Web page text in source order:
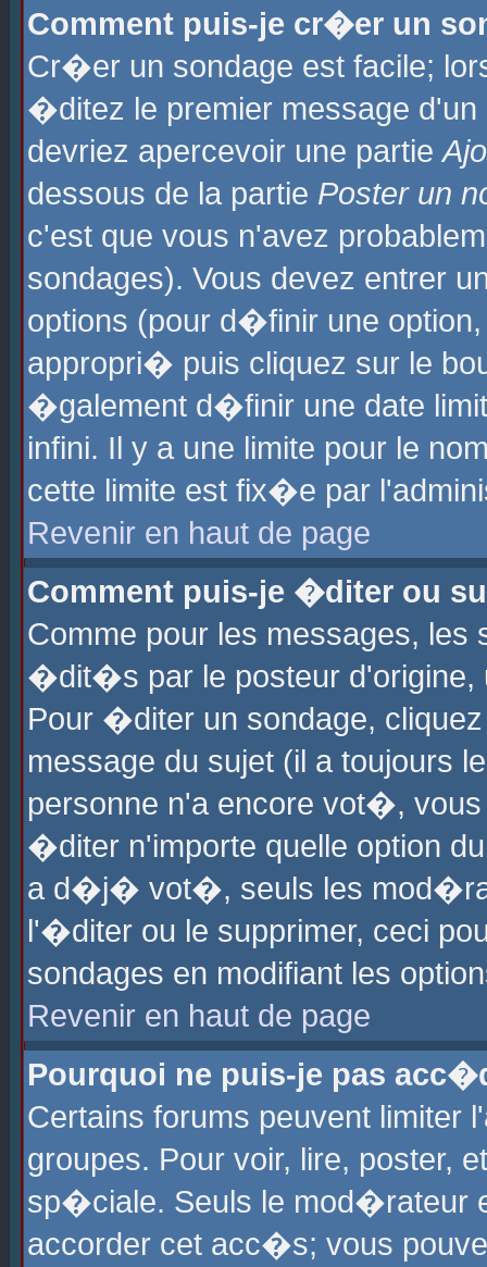
Comment puis-je cr�er un
Cr�er un sondage est facile;
�ditez le premier message
devriez apercevoir une partie
dessous de la partie Poster un
c'est que vous n'avez
sondages). Vous devez entrer
options (pour d�finir une
appropri� puis cliquez sur le
�galement d�finir une date
infini. Il y a une limite pour le
cette limite est fix�e par
Revenir en haut de page
Comment puis-je �diter ou
Comme pour les messages,
�dit�s par le posteur d'origine,
Pour �diter un sondage,
message du sujet (il a toujours
personne n'a encore vot�,
�diter n'importe quelle option
a d�j� vot�, seuls les
l'�diter ou le supprimer, ceci
sondages en modifiant les
Revenir en haut de page
Pourquoi ne puis-je pas
Certains forums peuvent
groupes. Pour voir, lire, poster,
sp�ciale. Seuls le mod�rateur
accorder cet acc�s; vous